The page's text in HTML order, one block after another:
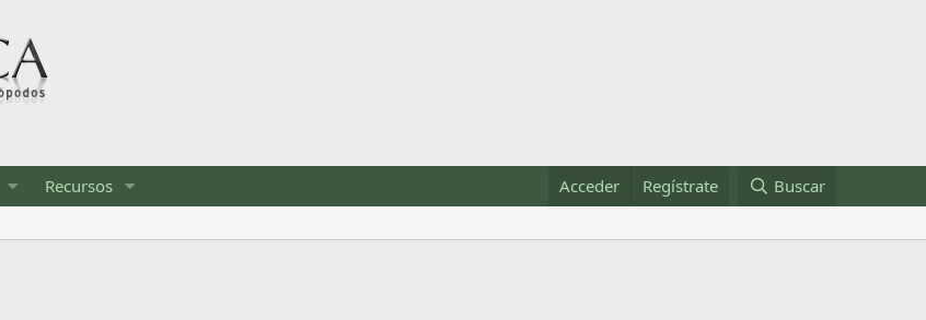
Recursos Acceder Regístrate Buscar